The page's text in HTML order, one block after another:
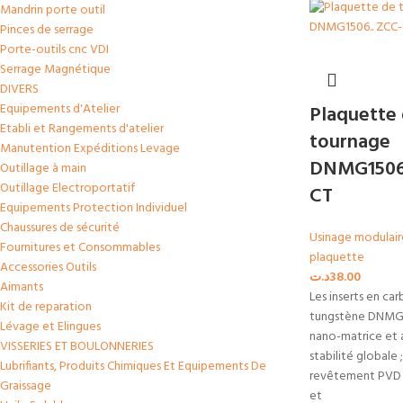
Mandrin porte outil
Pinces de serrage
Porte-outils cnc VDI
Serrage Magnétique
DIVERS
Equipements d'Atelier
Etabli et Rangements d'atelier
Manutention Expéditions Levage
Outillage à main
Outillage Electroportatif
Equipements Protection Individuel
Chaussures de sécurité
Fournitures et Consommables
Accessories Outils
Aimants
Kit de reparation
Lévage et Elingues
VISSERIES ET BOULONNERIES
Lubrifiants, Produits Chimiques Et Equipements De
Graissage
Plaquette
tournage
CT
Usinage
plaquette
38.00د.ت
Les inserts en
tungstène
nano-matrice et
stabilité globale
revêtement
et